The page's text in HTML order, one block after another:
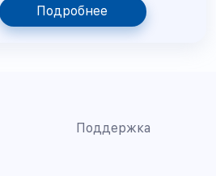
Подробнее
Поддержка